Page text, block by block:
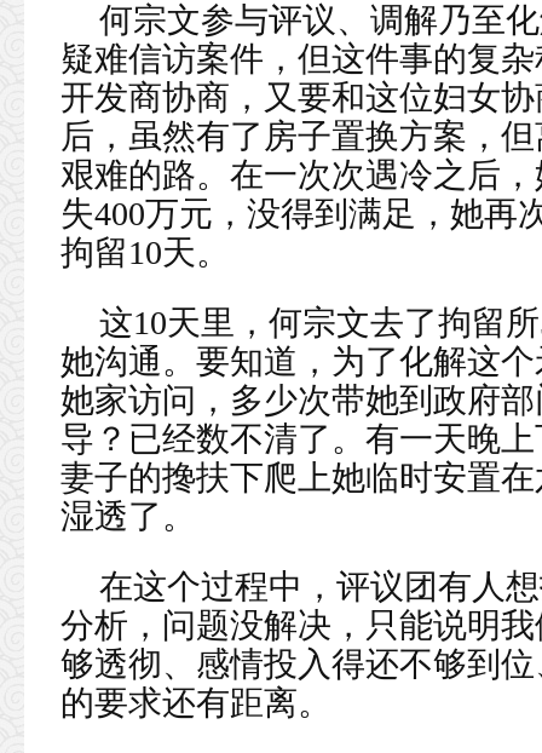
何宗文参与评议、调解乃至
疑难信访案件，但这件事的复
开发商协商，又要和这位妇女
后，虽然有了房子置换方案，
艰难的路。在一次次遇冷之后
失400万元，没得到满足，她再
拘留10天。
这10天里，何宗文去了拘留
她沟通。要知道，为了化解这
她家访问，多少次带她到政府
导？已经数不清了。有一天晚
妻子的搀扶下爬上她临时安置
湿透了。
在这个过程中，评议团有人
分析，问题没解决，只能说明
够透彻、感情投入得还不够到
的要求还有距离。